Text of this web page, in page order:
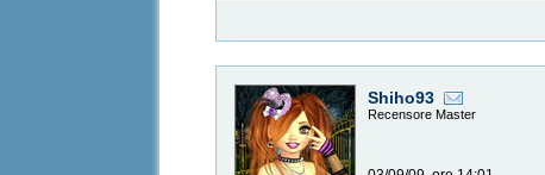
Shiho93
Recensore Master